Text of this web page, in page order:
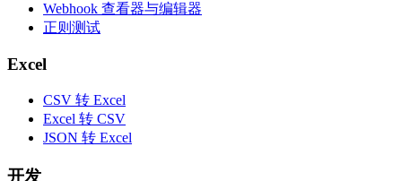
Webhook 查看器与编辑器
正则测试
Excel
CSV 转 Excel
Excel 转 CSV
JSON 转 Excel
开发